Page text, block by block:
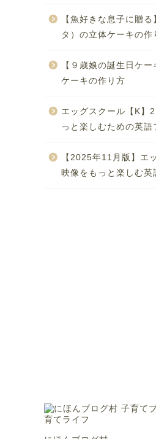
【魚好きな息子に贈
タ）の立体ケーキの作
【９歳娘の誕生日ケ
ケーキの作り方
エッグスクール【K】
っと楽しむための英語
【2025年11月版】エ
映像をもっと楽しむ英